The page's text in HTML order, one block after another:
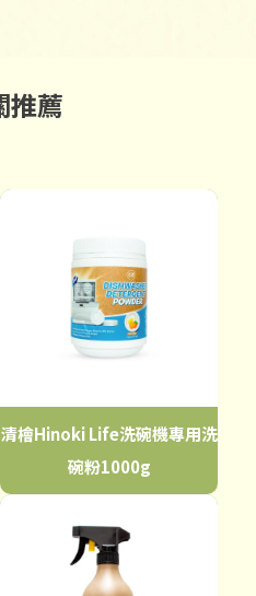
清檜Hinoki Life洗碗機專用洗
碗粉1000g